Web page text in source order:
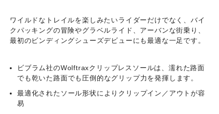
[Black/Forest]
個
ワイルドなトレイルを楽しみたいライダーだけでなく、バイ
クパッキングの冒険やグラベルライド、アーバンな街乗り、
最初のビンディングシューズデビューにも最適な一足です。
ビブラム社のWolftraxクリップレスソールは、濡れた路面
でも乾いた路面でも圧倒的なグリップ力を発揮します。
最適化されたソール形状によりクリップイン／アウトが容
易